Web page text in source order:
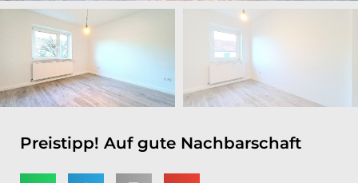
Preistipp! Auf gute Nachbarschaft